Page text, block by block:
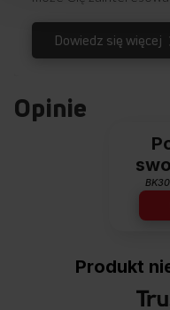
Dowiedz się więcej
Opinie
Produkt